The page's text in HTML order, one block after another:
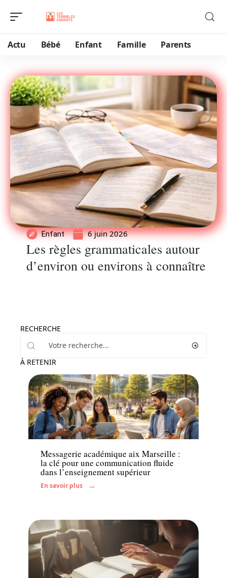
Actu Bébé Enfant Famille Parents
Enfant 6 juin 2026
Les règles grammaticales autour
d’environ ou environs à connaître
RECHERCHE
À RETENIR
Enfant
Messagerie académique aix Marseille :
la clé pour une communication fluide
dans l’enseignement supérieur
En savoir plus
Enfant